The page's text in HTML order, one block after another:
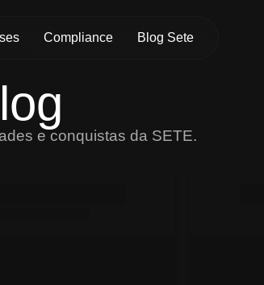
Compliance Blog Sete
e conquistas da SETE.